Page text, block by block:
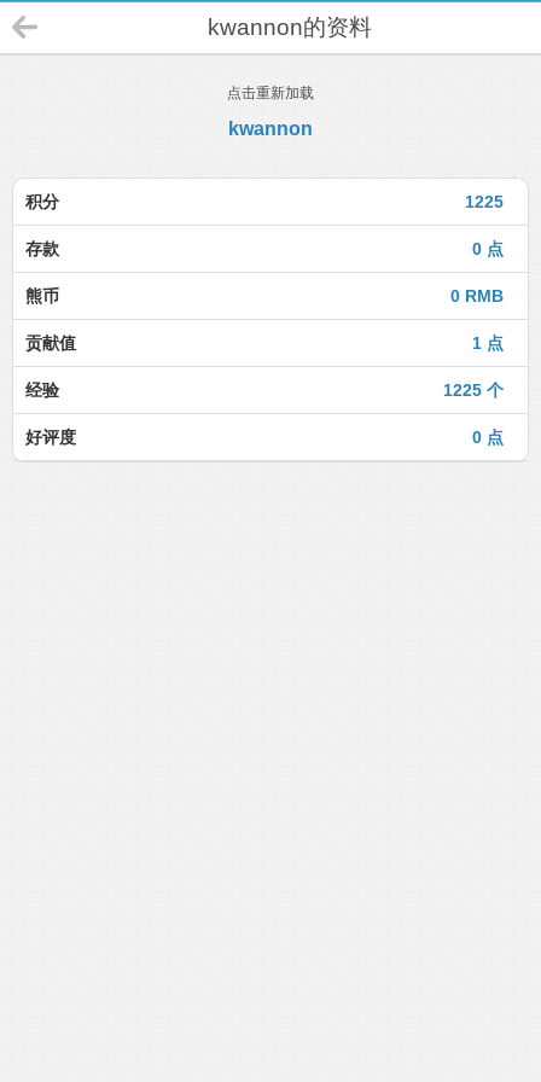
kwannon的资料
点击重新加载
kwannon
1225
积分
0 点
存款
0 RMB
熊币
1 点
贡献值
1225 个
经验
0 点
好评度